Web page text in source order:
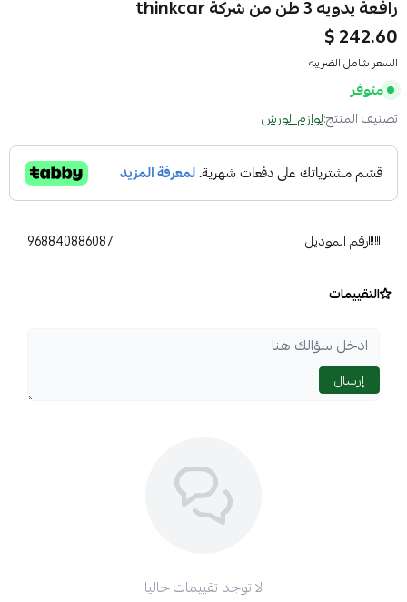
رافعة يدويه 3 طن من شركة thinkcar
242.60 $
السعر شامل الضريبه
متوفر
تصنيف المنتج:لوازم الورش
رقم الموديل 968840886087
التقييمات
إرسال
لا توجد تقييمات حاليا